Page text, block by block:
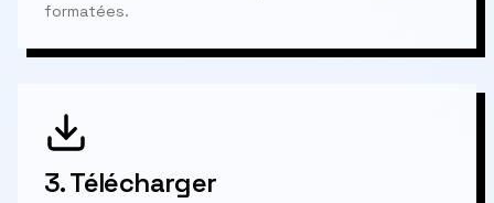
formatées.
3.Télécharger